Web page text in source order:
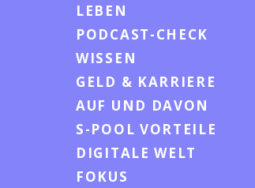
LEBEN
PODCAST-CHECK
WISSEN
GELD & KARRIERE
AUF UND DAVON
S-POOL VORTEILE
DIGITALE WELT
FOKUS